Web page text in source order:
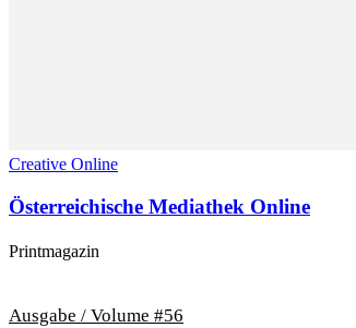
Creative Online
Österreichische Mediathek Online
Printmagazin
Ausgabe / Volume #56